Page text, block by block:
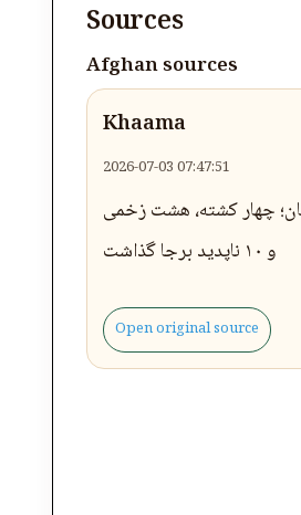
Sources
Afghan sources
Khaama
2026-07-03 07:47:51
چهار کشته، هشت زخمی
و ۱۰ ناپدید برجا گذاشت
Open original source